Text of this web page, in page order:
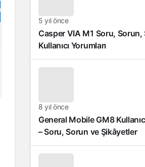
5 yıl önce
Casper VIA M1 Soru, Sorun,
Kullanıcı Yorumları
8 yıl önce
General Mobile GM8
– Soru, Sorun ve Şikâyetler